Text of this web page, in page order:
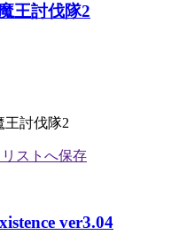
王討伐隊2
王討伐隊2
ver3.04